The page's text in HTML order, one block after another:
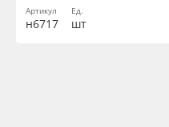
Артикул
н6717
Ед.
шт